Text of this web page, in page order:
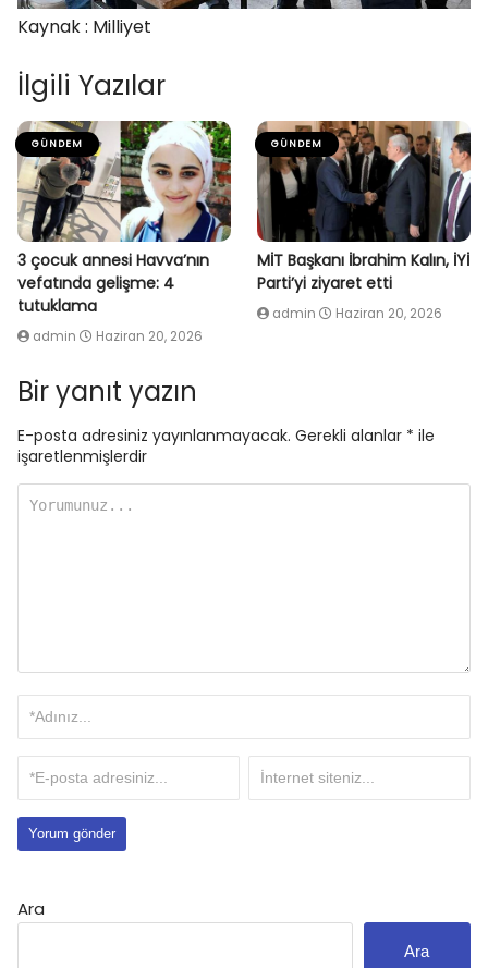
Kaynak : Milliyet
İlgili Yazılar
GÜNDEM
3 çocuk annesi Havva’nın
vefatında gelişme: 4
tutuklama
admin Haziran 20, 2026
GÜNDEM
MİT Başkanı İbrahim Kalın, İYİ
Parti’yi ziyaret etti
admin Haziran 20, 2026
Bir yanıt yazın
E-posta adresiniz yayınlanmayacak. Gerekli alanlar * ile
işaretlenmişlerdir
Ara
Ara